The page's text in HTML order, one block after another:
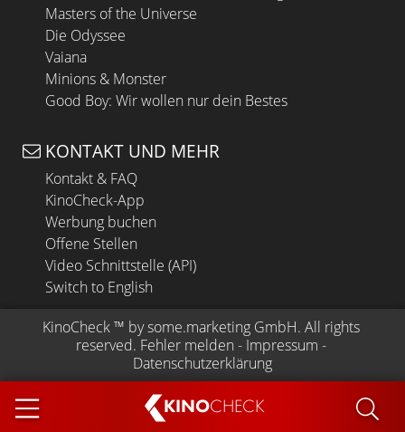
KINOCHECK
Masters of the Universe
Die Odyssee
Vaiana
Minions & Monster
Good Boy: Wir wollen nur dein Bestes
KONTAKT UND MEHR
Kontakt & FAQ
KinoCheck-App
Werbung buchen
Offene Stellen
Video Schnittstelle (API)
Switch to English
KinoCheck ™ by some.marketing GmbH. All rights
reserved. Fehler melden - Impressum -
Datenschutzerklärung